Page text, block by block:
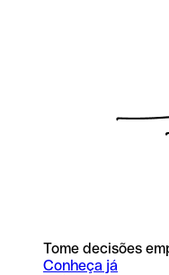
Tome decisões
Conheça já